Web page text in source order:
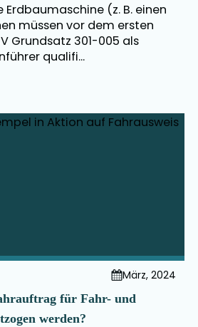
Erdbaumaschine (z. B. einen
müssen vor dem ersten
Grundsatz 301-005 als
qualifi...
März, 2024
für Fahr- und
werden?